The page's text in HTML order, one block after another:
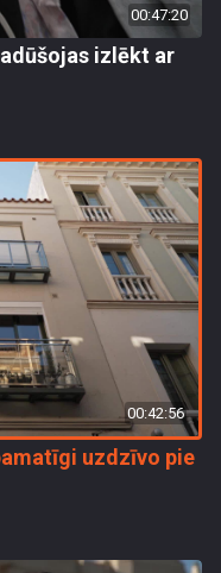
00:47:20
izlēkt ar
00:42:56
uzdzīvo pie